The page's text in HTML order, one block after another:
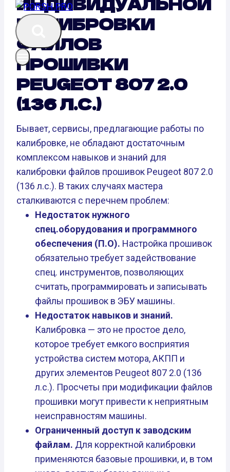
КАЛИБРОВКИ
ФАЙЛОВ
ПРОШИВКИ
PEUGEOT 807 2.0
(136 Л.С.)
Бывает, сервисы, предлагающие работы по
калибровке, не обладают достаточным
комплексом навыков и знаний для
калибровки файлов прошивок Peugeot 807 2.0
(136 л.с.). В таких случаях мастера
сталкиваются с перечнем проблем:
Недостаток нужного
спец.оборудования и программного
обеспечения (П.О). Настройка прошивок
обязательно требует задействование
спец. инструментов, позволяющих
считать, программировать и записывать
файлы прошивок в ЭБУ машины.
Недостаток навыков и знаний.
Калибровка — это не простое дело,
которое требует емкого восприятия
устройства систем мотора, АКПП и
других элементов Peugeot 807 2.0 (136
л.с.). Просчеты при модификации файлов
прошивки могут привести к неприятным
неисправностям машины.
Ограниченный доступ к заводским
файлам. Для корректной калибровки
применяются базовые прошивки, и, в том